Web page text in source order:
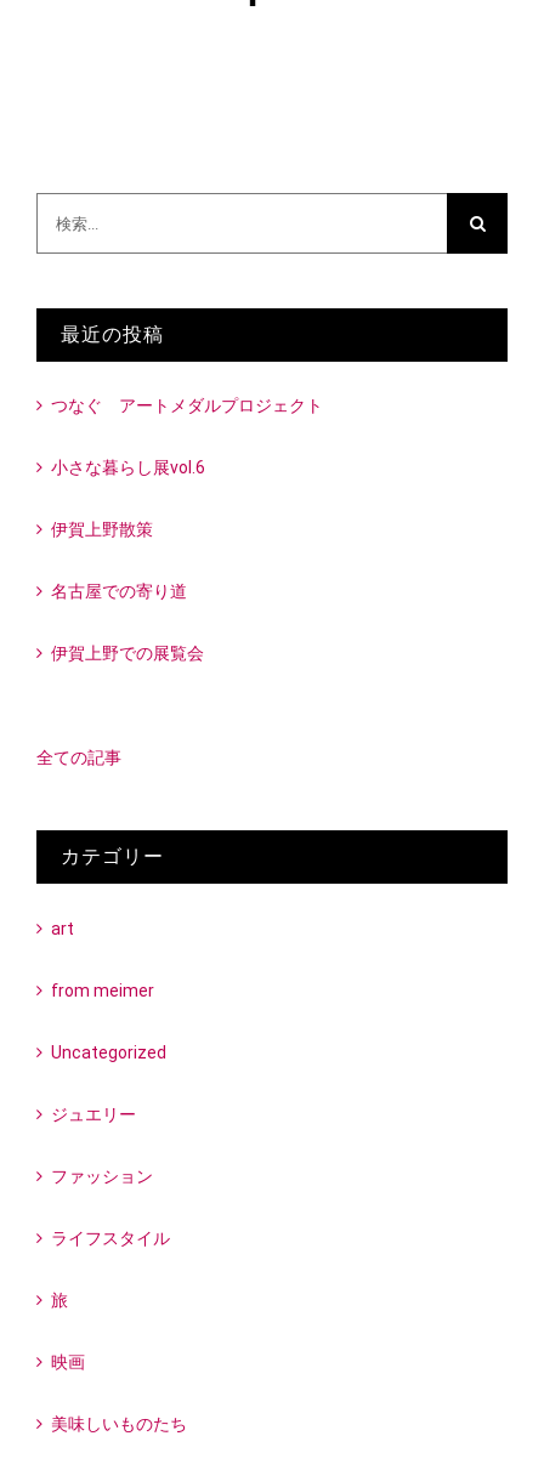
最近の投稿
つなぐ アートメダルプロジェクト
小さな暮らし展vol.6
伊賀上野散策
名古屋での寄り道
伊賀上野での展覧会
全ての記事
カテゴリー
art
from meimer
Uncategorized
ジュエリー
ファッション
ライフスタイル
旅
映画
美味しいものたち